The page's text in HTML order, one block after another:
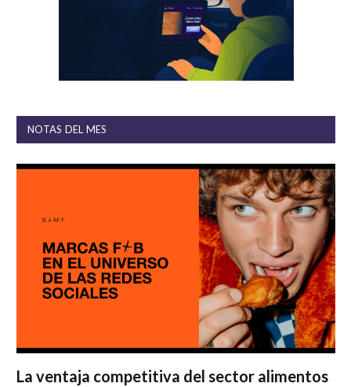
NOTAS DEL MES
La ventaja competitiva del sector alimentos